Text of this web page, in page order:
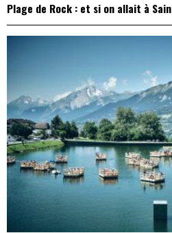
Plage de Rock : et si on allait à